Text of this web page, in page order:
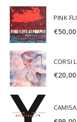
PINK
€50,00
CORSI
€20,00